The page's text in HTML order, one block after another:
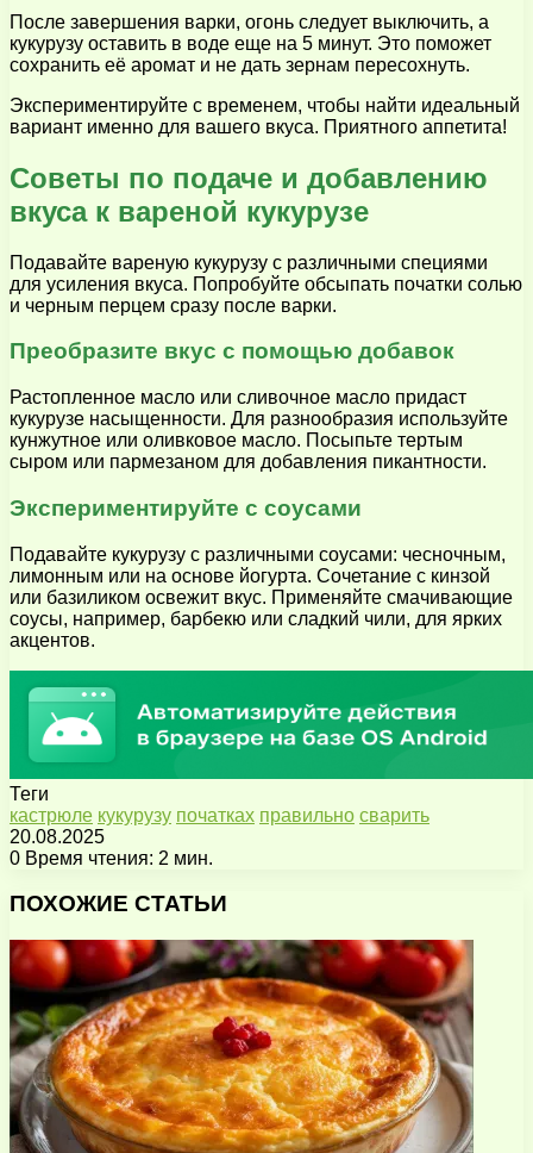
После завершения варки, огонь следует выключить, а
кукурузу оставить в воде еще на 5 минут. Это поможет
сохранить её аромат и не дать зернам пересохнуть.
Экспериментируйте с временем, чтобы найти идеальный
вариант именно для вашего вкуса. Приятного аппетита!
Советы по подаче и добавлению
вкуса к вареной кукурузе
Подавайте вареную кукурузу с различными специями
для усиления вкуса. Попробуйте обсыпать початки солью
и черным перцем сразу после варки.
Преобразите вкус с помощью добавок
Растопленное масло или сливочное масло придаст
кукурузе насыщенности. Для разнообразия используйте
кунжутное или оливковое масло. Посыпьте тертым
сыром или пармезаном для добавления пикантности.
Экспериментируйте с соусами
Подавайте кукурузу с различными соусами: чесночным,
лимонным или на основе йогурта. Сочетание с кинзой
или базиликом освежит вкус. Применяйте смачивающие
соусы, например, барбекю или сладкий чили, для ярких
акцентов.
Теги
кастрюле кукурузу початках правильно сварить
20.08.2025
0 Время чтения: 2 мин.
через
почту
ПОХОЖИЕ СТАТЬИ